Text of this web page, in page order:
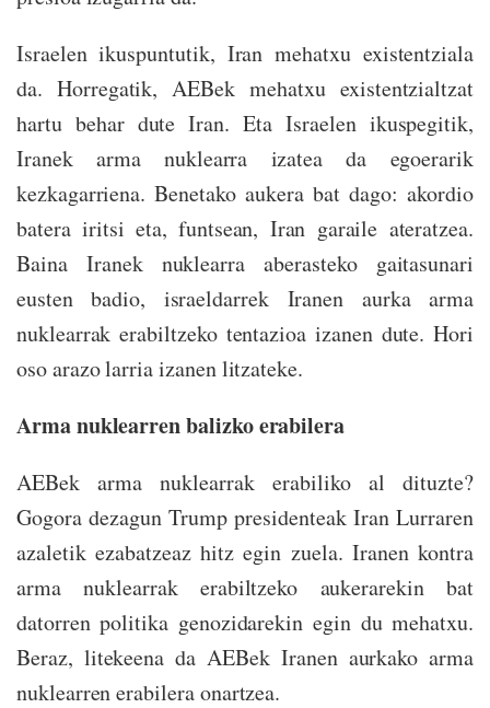
Israelen ikuspuntutik, Iran mehatxu existentziala
da. Horregatik, AEBek mehatxu existentzialtzat
hartu behar dute Iran. Eta Israelen ikuspegitik,
Iranek arma nuklearra izatea da egoerarik
kezkagarriena. Benetako aukera bat dago: akordio
batera iritsi eta, funtsean, Iran garaile ateratzea.
Baina Iranek nuklearra aberasteko gaitasunari
eusten badio, israeldarrek Iranen aurka arma
nuklearrak erabiltzeko tentazioa izanen dute. Hori
oso arazo larria izanen litzateke.
Arma nuklearren balizko erabilera
AEBek arma nuklearrak erabiliko al dituzte?
Gogora dezagun Trump presidenteak Iran Lurraren
azaletik ezabatzeaz hitz egin zuela. Iranen kontra
arma nuklearrak erabiltzeko aukerarekin bat
datorren politika genozidarekin egin du mehatxu.
Beraz, litekeena da AEBek Iranen aurkako arma
nuklearren erabilera onartzea.